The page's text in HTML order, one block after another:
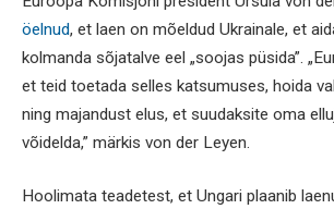
öelnud, et laen on mõeldud Ukrainale, et
kolmanda sõjatalve eel „soojas püsida”.
et teid toetada selles katsumuses, hoida
ning majandust elus, et suudaksite oma
võidelda,” märkis von der Leyen.
Hoolimata teadetest, et Ungari plaanib